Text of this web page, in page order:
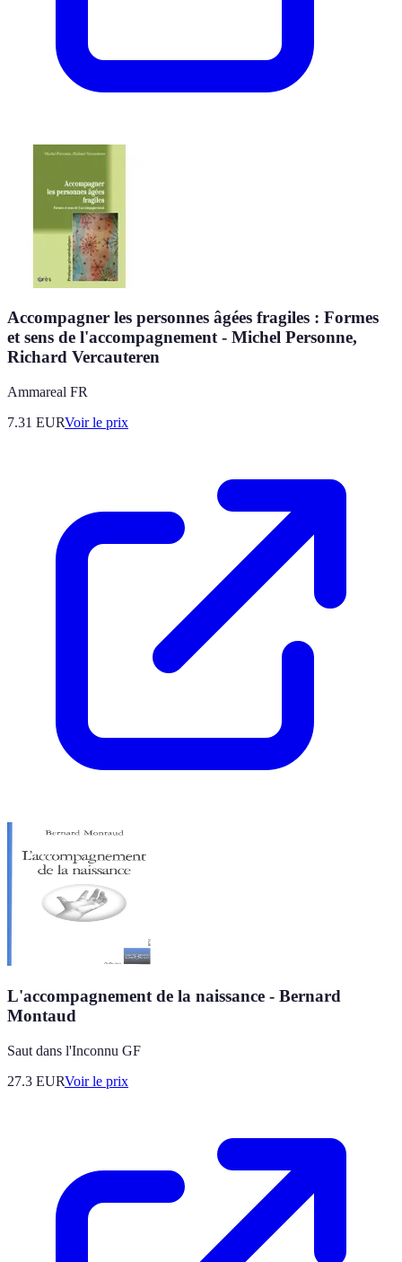
Accompagner les personnes âgées fragiles : Formes
et sens de l'accompagnement - Michel Personne,
Richard Vercauteren
Ammareal FR
7.31 EURVoir le prix
L'accompagnement de la naissance - Bernard
Montaud
Saut dans l'Inconnu GF
27.3 EURVoir le prix